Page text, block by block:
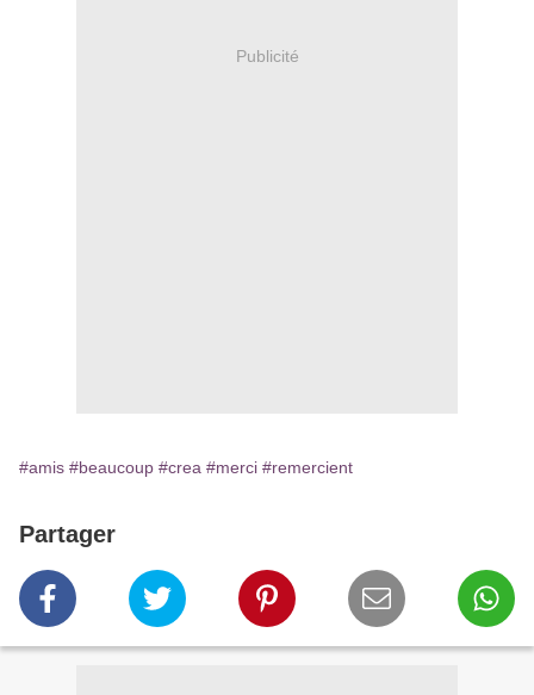
Publicité
#amis #beaucoup #crea #merci #remercient
Partager